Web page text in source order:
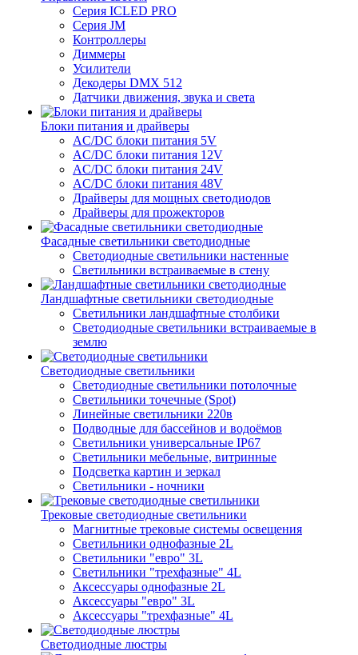
Серия ICLED PRO
Серия JM
Контроллеры
Диммеры
Усилители
Декодеры DMX 512
Датчики движения, звука и света
Блоки питания и драйверы
AC/DC блоки питания 5V
AC/DC блоки питания 12V
AC/DC блоки питания 24V
AC/DC блоки питания 48V
Драйверы для мощных светодиодов
Драйверы для прожекторов
Фасадные светильники светодиодные
Светодиодные светильники настенные
Светильники встраиваемые в стену
Ландшафтные светильники светодиодные
Светильники ландшафтные столбики
Светодиодные светильники встраиваемые в
землю
Светодиодные светильники
Светодиодные светильники потолочные
Светильники точечные (Spot)
Линейные светильники 220в
Подводные для бассейнов и водоёмов
Светильники универсальные IP67
Светильники мебельные, витринные
Подсветка картин и зеркал
Светильники - ночники
Трековые светодиодные светильники
Магнитные трековые системы освещения
Светильники однофазные 2L
Светильники "евро" 3L
Светильники "трехфазные" 4L
Аксессуары однофазные 2L
Аксессуары "евро" 3L
Аксессуары "трехфазные" 4L
Светодиодные люстры